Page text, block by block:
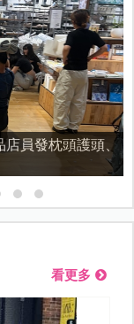
店員發枕頭護頭、
看更多